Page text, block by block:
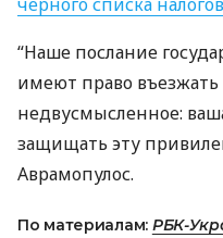
“Наше послание
имеют право въезжать
недвусмысленное:
защищать эту
Аврамопулос.
По материалам: РБК-